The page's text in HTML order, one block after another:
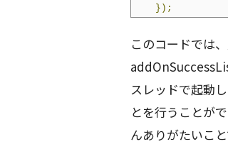
});
このコードでは
スレッドで起動
とを行うことが
んありがたいこ